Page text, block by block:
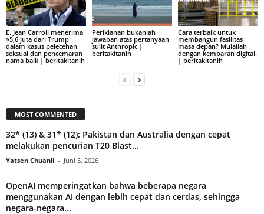
E. Jean Carroll menerima
$5,6 juta dari Trump
dalam kasus pelecehan
seksual dan pencemaran
nama baik | beritakitanih
Periklanan bukanlah
jawaban atas pertanyaan
sulit Anthropic |
beritakitanih
Cara terbaik untuk
membangun fasilitas
masa depan? Mulailah
dengan kembaran digital.
| beritakitanih
MOST COMMENTED
32* (13) & 31* (12): Pakistan dan Australia dengan cepat
melakukan pencurian T20 Blast...
Yatsen Chuanli - Juni 5, 2026
OpenAI memperingatkan bahwa beberapa negara
menggunakan AI dengan lebih cepat dan cerdas, sehingga
negara-negara...